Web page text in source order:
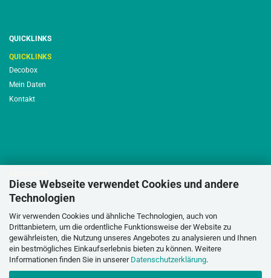
Diese Webseite verwendet Cookies und andere
Technologien
Wir verwenden Cookies und ähnliche Technologien, auch von
Drittanbietern, um die ordentliche Funktionsweise der Website zu
gewährleisten, die Nutzung unseres Angebotes zu analysieren und Ihnen
ein bestmögliches Einkaufserlebnis bieten zu können. Weitere
Informationen finden Sie in unserer Datenschutzerklärung.
QUICKLINKS
QUICKLINKS
Decobox
Mein Daten
Kontakt
Inspiration
Nicht gefunden
Musterhusse
Nice to have